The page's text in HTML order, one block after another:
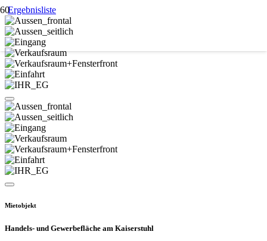
Ergebnisliste
Mietobjekt
Handels- und Gewerbefläche am Kaiserstuhl